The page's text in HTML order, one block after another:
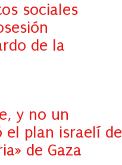
sociales
de la
y no un
el plan israelí de
de Gaza